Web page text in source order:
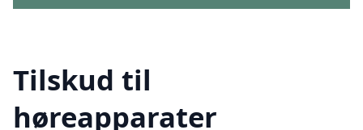
Tilskud til
høreapparater